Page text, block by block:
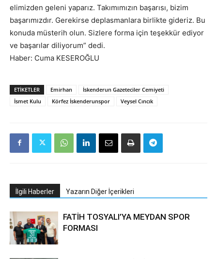
elimizden geleni yaparız. Takımımızın başarısı, bizim
başarımızdır. Gerekirse deplasmanlara birlikte gideriz. Bu
konuda müsterih olun. Sizlere forma için teşekkür ediyor
ve başarılar diliyorum” dedi.
Haber: Cuma KESEROĞLU
ETIKETLER Emirhan
İskenderun Gazeteciler Cemiyeti
İsmet Kulu
Körfez İskenderunspor Veysel Cıncık
İlgili Haberler Yazarın Diğer İçerikleri
FATİH TOSYALI’YA MEYDAN SPOR
FORMASI